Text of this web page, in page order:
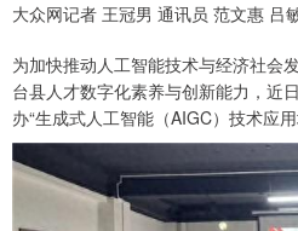
大众网记者 王冠男 通讯员 范文惠 吕
为加快推动人工智能技术与经济社会
台县人才数字化素养与创新能力，近
办“生成式人工智能（AIGC）技术应用